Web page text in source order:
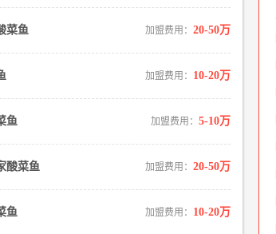
菜鱼 加盟费用： 20-50万
加盟费用： 10-20万
鱼 加盟费用： 5-10万
酸菜鱼 加盟费用： 20-50万
鱼 加盟费用： 10-20万